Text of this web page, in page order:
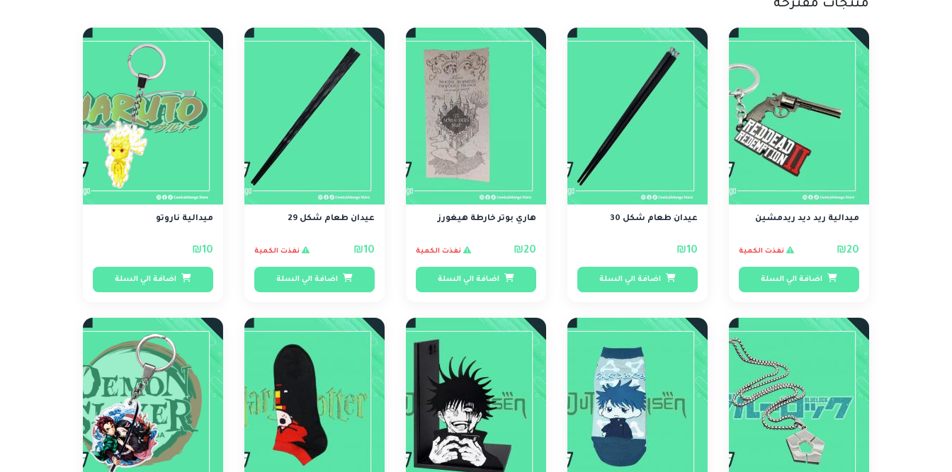
منتجات مقترحة
ميدالية ريد ديد ريدمشين
₪20 نفذت الكمية
اضافة الي السلة
عيدان طعام شكل 30
₪10
اضافة الي السلة
هاري بوتر خارطة هيغورز
₪20 نفذت الكمية
اضافة الي السلة
عيدان طعام شكل 29
₪10 نفذت الكمية
اضافة الي السلة
ميدالية ناروتو
₪10
اضافة الي السلة